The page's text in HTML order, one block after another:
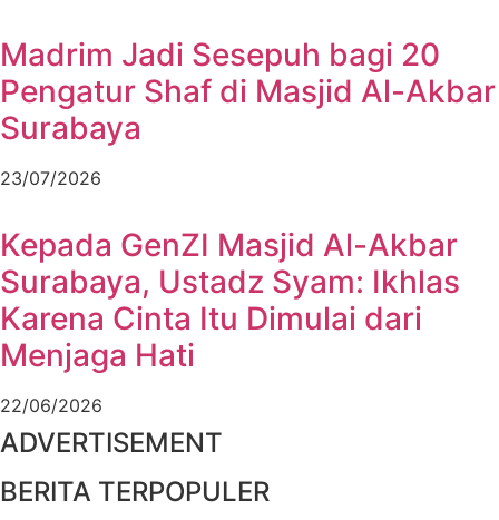
Madrim Jadi Sesepuh bagi 20
Pengatur Shaf di Masjid Al-Akbar
Surabaya
23/07/2026
Kepada GenZI Masjid Al-Akbar
Surabaya, Ustadz Syam: Ikhlas
Karena Cinta Itu Dimulai dari
Menjaga Hati
22/06/2026
ADVERTISEMENT
BERITA TERPOPULER